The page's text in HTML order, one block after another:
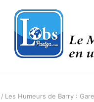
/ Les Humeurs de Barry :